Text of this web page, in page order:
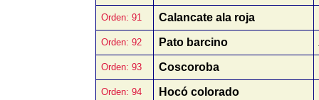
Orden: 91 Calancate ala roja
Orden: 92 Pato barcino
Orden: 93 Coscoroba
Orden: 94 Hocó colorado